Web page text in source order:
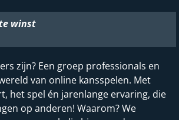
winst
zijn? Een groep professionals en
van online kansspelen. Met
het spel én jarenlange ervaring, die
op anderen! Waarom? We